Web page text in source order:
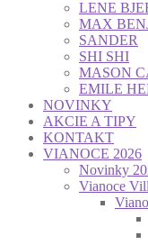
LENE
MAX
SANDER
SHI SHI
MASON
EMILE
NOVINKY
AKCIE A TIPY
KONTAKT
VIANOCE 2026
Novinky
Vianoce